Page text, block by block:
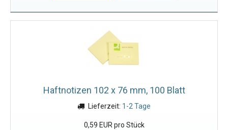
Haftnotizen 102 x 76 mm, 100 Blatt
Lieferzeit: 1-2 Tage
0,59 EUR pro Stück